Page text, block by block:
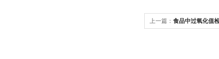
上一篇： 食品中过氧化值